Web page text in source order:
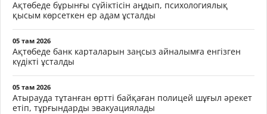
Ақтөбеде бұрынғы сүйіктісін аңдып, психологиялық
қысым көрсеткен ер адам ұсталды
05 там 2026
Ақтөбеде банк карталарын заңсыз айналымға енгізген
күдікті ұсталды
05 там 2026
Атырауда тұтанған өртті байқаған полицей шұғыл әрекет
етіп, тұрғындарды эвакуациялады